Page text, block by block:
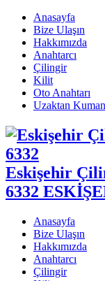
Anasayfa
Bize Ulaşın
Hakkımızda
Anahtarcı
Çilingir
Kilit
Oto Anahtarı
Uzaktan
Eskişehir
6332
Anasayfa
Bize Ulaşın
Hakkımızda
Anahtarcı
Çilingir